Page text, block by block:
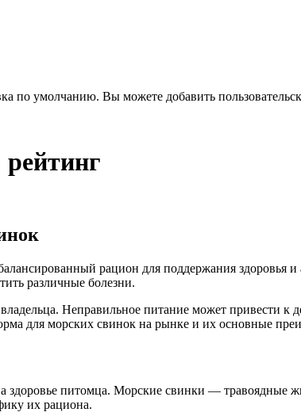
по умолчанию. Вы можете добавить
различные болезни.
Неправильное питание может привести
для морских свинок на рынке и их основные
здоровье питомца. Морские свинки — травоядные
их рациона.